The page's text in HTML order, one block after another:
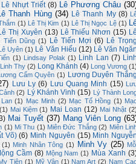
Lê Nhựt Triết (8) Lê Phương Châu
Thanh Hùng (34) Lê Thanh My (8)
(1) Lê Thị Kim (1) Lê Thị Ngọc Lệ (1)
Thị Xuyên (13) Lê Thiếu Nhơn (15)
Tiến Dũng (1) Lê Tiến Mợi (6) Lê
Uyên (1) Lê Văn Hiếu (12) Lê Văn
(1) Lindsay Polak (1) Linh Lan (7)
Linh Thy (2) Long Khánh (4) Long Vương
Cẩm Quyên (1) Lương Duyên
Lưu Ly (6) Lưu Quang Minh (15)
(2) Lý Khánh Vinh (15) Lý Thành
(1) Mạc Minh (2) Mạc Tố Hồng (1)
(1) Mai Kiệm (1) Mai Loan (12) Mai Nhật
Mai Tuyết (37) Mang Viên Long
(1) Mi Thu (1) Miên Đức Thắng (2) Miên
Võ) (6) Minh Nguyên (15) Minh
(1) Minh Nhân Tông (1) Minh Vy (25)
Cầm (8) Mộng Nam (1) Mùa Xanh
Tiên (1) Mỹ Vân (1) Nam Art (2) Nam